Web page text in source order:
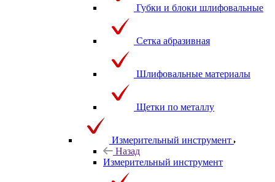
Губки и блоки шлифовальные
Сетка абразивная
Шлифовальные материалы
Щетки по металлу
Измерительный инструмент
Назад
Измерительный инструмент